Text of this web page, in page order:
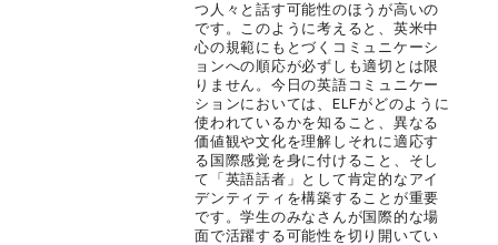
つ人々と話す可能性のほうが高いの
です。このように考えると、英米中
心の規範にもとづくコミュニケーシ
ョンへの順応が必ずしも適切とは限
りません。今日の英語コミュニケー
ションにおいては、ELFがどのように
使われているかを知ること、異なる
価値観や文化を理解しそれに適応す
る国際感覚を身に付けること、そし
て「英語話者」として肯定的なアイ
デンティティを構築することが重要
です。学生のみなさんが国際的な場
面で活躍する可能性を切り開いてい